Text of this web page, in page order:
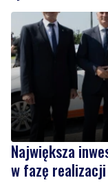
Największa
w fazę realizacji